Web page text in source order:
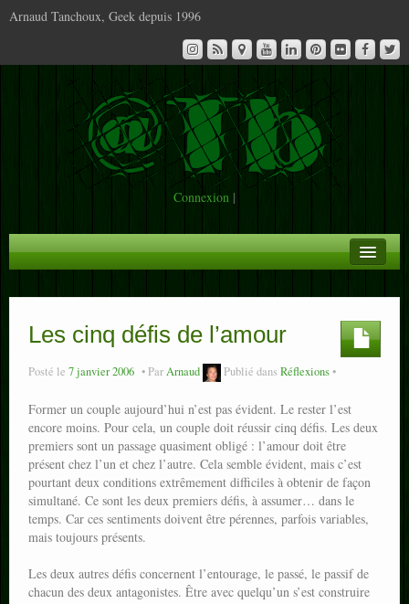
Arnaud Tanchoux, Geek depuis 1996
Connexion |
Infos
Contact
Les cinq défis de l’amour
Posté le 7 janvier 2006 ParArnaud Publié dansRéflexions
Former un couple aujourd’hui n’est pas évident. Le rester l’est
encore moins. Pour cela, un couple doit réussir cinq défis. Les deux
premiers sont un passage quasiment obligé : l’amour doit être
présent chez l’un et chez l’autre. Cela semble évident, mais c’est
pourtant deux conditions extrêmement difficiles à obtenir de façon
simultané. Ce sont les deux premiers défis, à assumer… dans le
temps. Car ces sentiments doivent être pérennes, parfois variables,
mais toujours présents.
Les deux autres défis concernent l’entourage, le passé, le passif de
chacun des deux antagonistes. Être avec quelqu’un s’est construire